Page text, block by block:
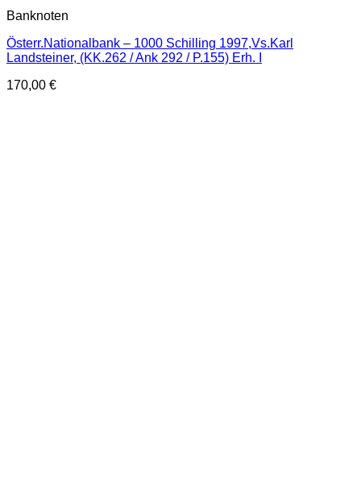
Banknoten
Österr.Nationalbank – 1000 Schilling 1997,Vs.Karl
Landsteiner, (KK.262 / Ank 292 / P.155) Erh. I
170,00 €